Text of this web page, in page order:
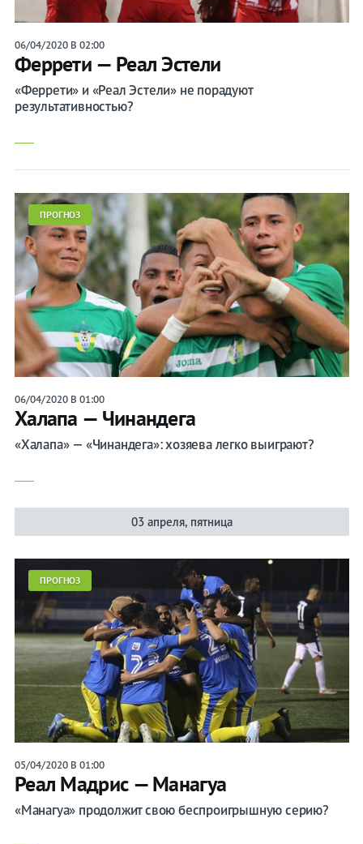
06/04/2020 В 02:00
Феррети — Реал Эстели
«Феррети» и «Реал Эстели» не порадуют
результативностью?
ПРОГНОЗ
06/04/2020 В 01:00
Халапа — Чинандега
«Халапа» — «Чинандега»: хозяева легко выиграют?
03 апреля, пятница
ПРОГНОЗ
05/04/2020 В 01:00
Реал Мадрис — Манагуа
«Манагуа» продолжит свою беспроигрышную серию?